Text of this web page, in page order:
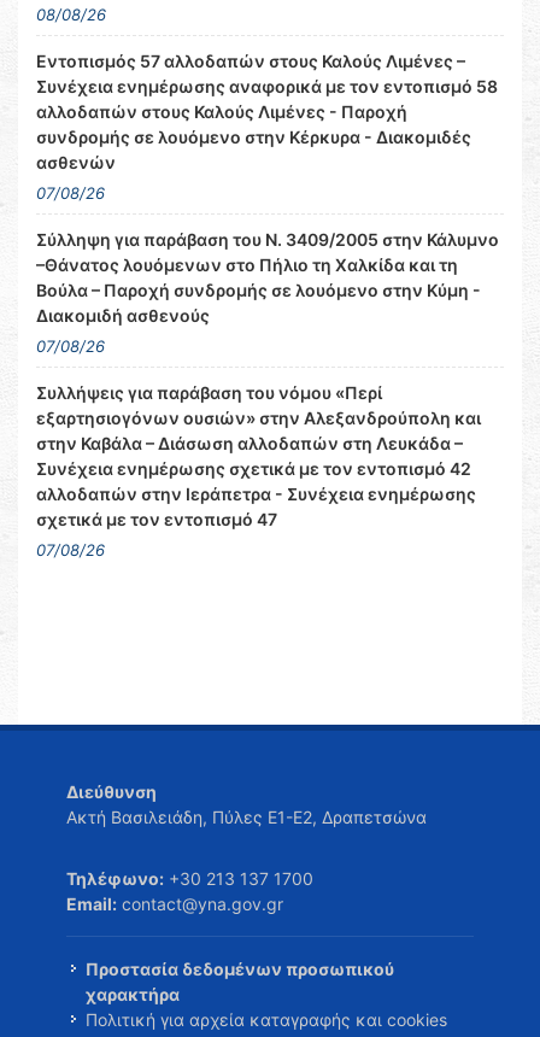
08/08/26
Εντοπισμός 57 αλλοδαπών στους Καλούς Λιμένες –
Συνέχεια ενημέρωσης αναφορικά με τον εντοπισμό 58
αλλοδαπών στους Καλούς Λιμένες - Παροχή
συνδρομής σε λουόμενο στην Κέρκυρα - Διακομιδές
ασθενών
07/08/26
Σύλληψη για παράβαση του Ν. 3409/2005 στην Κάλυμνο
–Θάνατος λουόμενων στο Πήλιο τη Χαλκίδα και τη
Βούλα – Παροχή συνδρομής σε λουόμενο στην Κύμη -
Διακομιδή ασθενούς
07/08/26
Συλλήψεις για παράβαση του νόμου «Περί
εξαρτησιογόνων ουσιών» στην Αλεξανδρούπολη και
στην Καβάλα – Διάσωση αλλοδαπών στη Λευκάδα –
Συνέχεια ενημέρωσης σχετικά με τον εντοπισμό 42
αλλοδαπών στην Ιεράπετρα - Συνέχεια ενημέρωσης
σχετικά με τον εντοπισμό 47
07/08/26
Διεύθυνση
Ακτή Βασιλειάδη, Πύλες Ε1-Ε2, Δραπετσώνα
Τηλέφωνο: +30 213 137 1700
Email: contact@yna.gov.gr
Προστασία δεδομένων προσωπικού
χαρακτήρα
Πολιτική για αρχεία καταγραφής και cookies